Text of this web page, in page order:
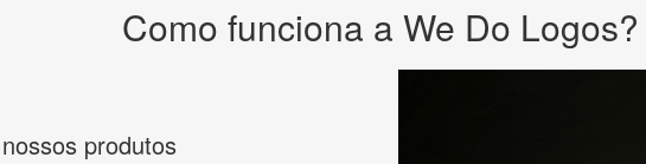
Como funciona a We Do Logos?
produtos